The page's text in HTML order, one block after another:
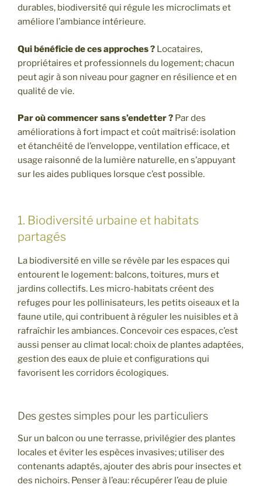
durables, biodiversité qui régule les microclimats et
améliore l’ambiance intérieure.
Qui bénéficie de ces approches ? Locataires,
propriétaires et professionnels du logement; chacun
peut agir à son niveau pour gagner en résilience et en
qualité de vie.
Par où commencer sans s’endetter ? Par des
améliorations à fort impact et coût maîtrisé: isolation
et étanchéité de l’enveloppe, ventilation efficace, et
usage raisonné de la lumière naturelle, en s’appuyant
sur les aides publiques lorsque c’est possible.
1. Biodiversité urbaine et habitats
partagés
La biodiversité en ville se révèle par les espaces qui
entourent le logement: balcons, toitures, murs et
jardins collectifs. Les micro-habitats créent des
refuges pour les pollinisateurs, les petits oiseaux et la
faune utile, qui contribuent à réguler les nuisibles et à
rafraîchir les ambiances. Concevoir ces espaces, c’est
aussi penser au climat local: choix de plantes adaptées,
gestion des eaux de pluie et configurations qui
favorisent les corridors écologiques.
Des gestes simples pour les particuliers
Sur un balcon ou une terrasse, privilégier des plantes
locales et éviter les espèces invasives; utiliser des
contenants adaptés, ajouter des abris pour insectes et
des nichoirs. Penser à l’eau: récupérer l’eau de pluie